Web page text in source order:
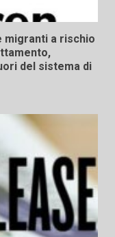
migranti a rischio
del sistema di